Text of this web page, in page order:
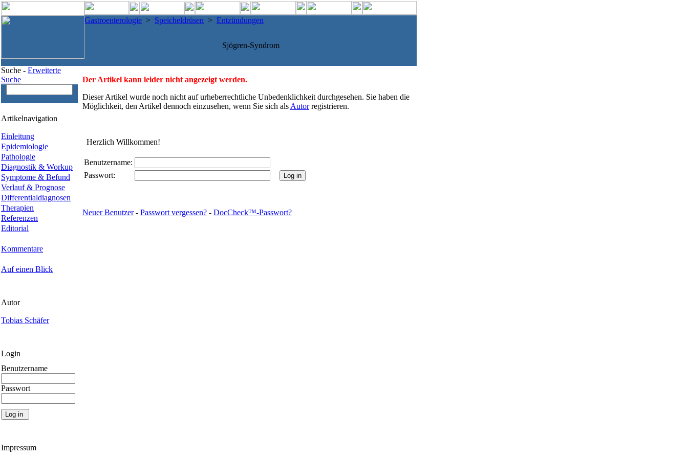
Gastroenterologie > Speicheldrüsen > Entzündungen
Sjögren-Syndrom
Suche - Erweiterte
Suche
Artikelnavigation
Einleitung
Epidemiologie
Pathologie
Diagnostik & Workup
Symptome & Befund
Verlauf & Prognose
Differentialdiagnosen
Therapien
Referenzen
Editorial
Kommentare
Auf einen Blick
Autor
Tobias Schäfer
Login
Benutzername
Passwort
Impressum
Der Artikel kann leider nicht angezeigt werden.
Dieser Artikel wurde noch nicht auf urheberrechtliche Unbedenklichkeit durchgesehen. Sie haben die
Möglichkeit, den Artikel dennoch einzusehen, wenn Sie sich als Autorregistrieren.
Herzlich Willkommen!
Benutzername:
Passwort:
Neuer Benutzer- Passwort vergessen? - DocCheck™-Passwort?